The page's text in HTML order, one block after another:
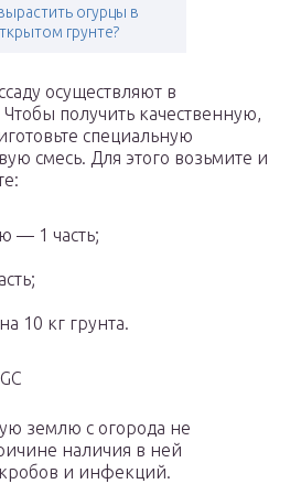
огурцы в
грунте?
осуществляют в
получить качественную,
специальную
смесь. Для этого возьмите и
— 1 часть;
10 кг грунта.
землю с огорода не
наличия в ней
и инфекций.